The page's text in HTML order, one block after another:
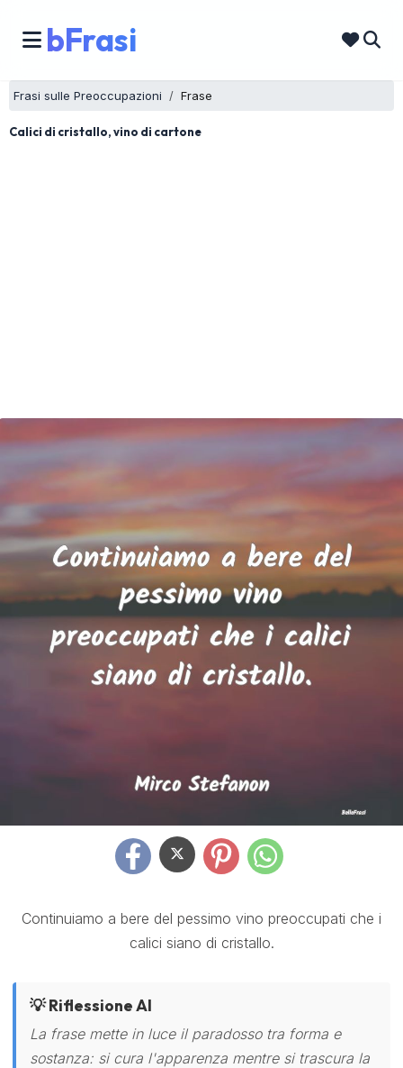
bFrasi
Frasi sulle Preoccupazioni Frase
Calici di cristallo, vino di cartone
Continuiamo a bere del pessimo vino preoccupati che i
calici siano di cristallo.
💡 Riflessione AI
La frase mette in luce il paradosso tra forma e
sostanza: si cura l'apparenza mentre si trascura la